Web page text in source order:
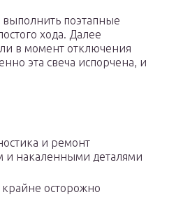
поэтапные
хода. Далее
в момент отключения
эта свеча испорчена, и
и ремонт
и накаленными деталями
крайне осторожно